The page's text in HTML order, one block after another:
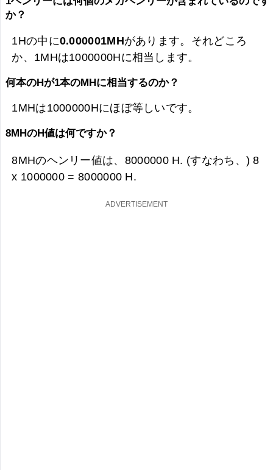
か？
1Hの中に0.000001MHがあります。それどころ
か、1MHは1000000Hに相当します。
何本のHが1本のMHに相当するのか？
1MHは1000000Hにほぼ等しいです。
8MHのH値は何ですか？
8MHのヘンリー値は、 8000000 H. (すなわち、) 8
x 1000000 = 8000000 H.